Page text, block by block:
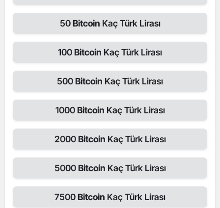
50Bitcoin Kaç Türk Lirası
100Bitcoin Kaç Türk Lirası
500Bitcoin Kaç Türk Lirası
1000Bitcoin Kaç Türk Lirası
2000Bitcoin Kaç Türk Lirası
5000Bitcoin Kaç Türk Lirası
7500Bitcoin Kaç Türk Lirası